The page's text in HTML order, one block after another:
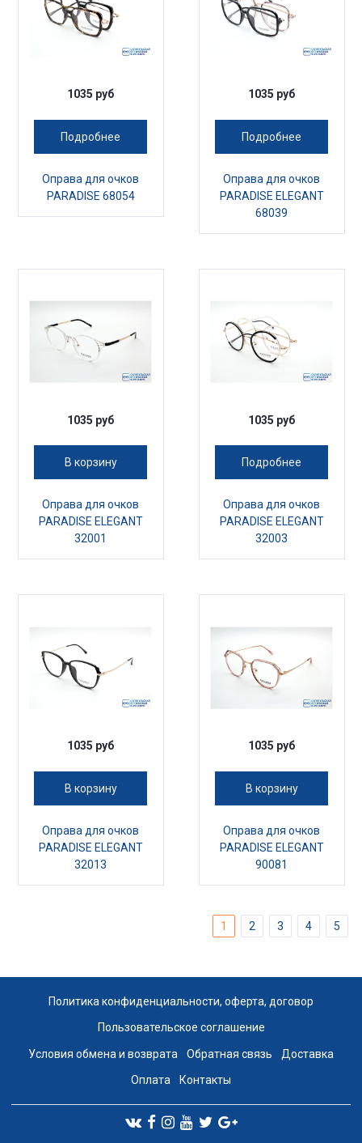
1035 руб
Подробнее
Оправа для очков
PARADISE 68054
1035 руб
Подробнее
Оправа для очков
PARADISE ELEGANT
68039
1035 руб
В корзину
Оправа для очков
PARADISE ELEGANT
32001
1035 руб
Подробнее
Оправа для очков
PARADISE ELEGANT
32003
1035 руб
В корзину
Оправа для очков
PARADISE ELEGANT
32013
1035 руб
В корзину
Оправа для очков
PARADISE ELEGANT
90081
1 2 3 4 5
Политика конфиденциальности, оферта, договор
Пользовательское соглашение
Условия обмена и возврата Обратная связь Доставка
Оплата Контакты